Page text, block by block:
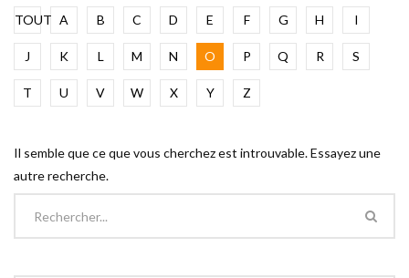
TOUT A B C D E F G H I
J K L M N O P Q R S
T U V W X Y Z
Il semble que ce que vous cherchez est introuvable. Essayez une
autre recherche.